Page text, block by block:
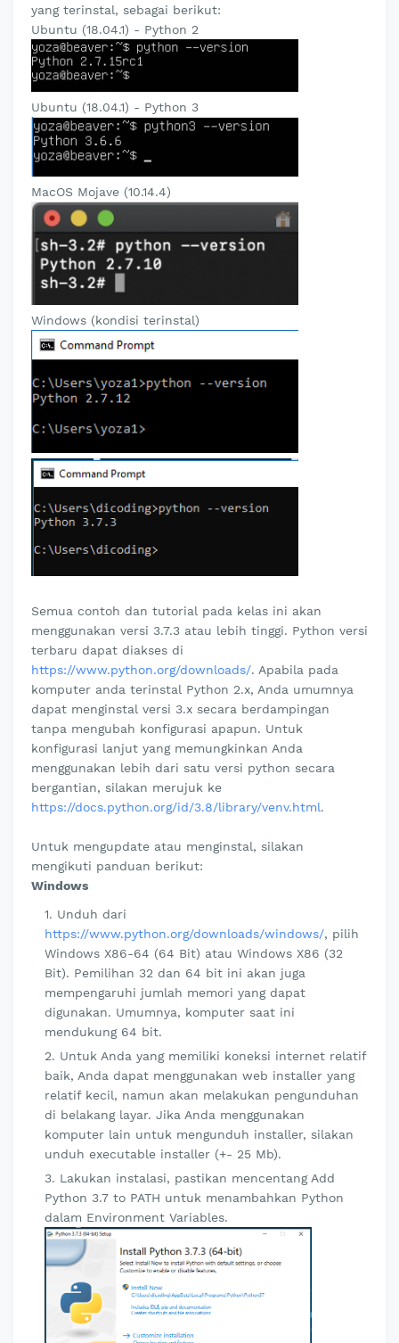
yang terinstal, sebagai berikut:
Ubuntu (18.04.1) - Python 2
Ubuntu (18.04.1) - Python 3
MacOS Mojave (10.14.4)
Windows (kondisi terinstal)
Semua contoh dan tutorial pada kelas ini akan
menggunakan versi 3.7.3 atau lebih tinggi. Python versi
terbaru dapat diakses di
https://www.python.org/downloads/. Apabila pada
komputer anda terinstal Python 2.x, Anda umumnya
dapat menginstal versi 3.x secara berdampingan
tanpa mengubah konfigurasi apapun. Untuk
konfigurasi lanjut yang memungkinkan Anda
menggunakan lebih dari satu versi python secara
bergantian, silakan merujuk ke
https://docs.python.org/id/3.8/library/venv.html.
Untuk mengupdate atau menginstal, silakan
mengikuti panduan berikut:
Windows
Unduh dari
https://www.python.org/downloads/windows/, pilih
Windows X86-64 (64 Bit) atau Windows X86 (32
Bit). Pemilihan 32 dan 64 bit ini akan juga
mempengaruhi jumlah memori yang dapat
digunakan. Umumnya, komputer saat ini
mendukung 64 bit.
Untuk Anda yang memiliki koneksi internet relatif
baik, Anda dapat menggunakan web installer yang
relatif kecil, namun akan melakukan pengunduhan
di belakang layar. Jika Anda menggunakan
komputer lain untuk mengunduh installer, silakan
unduh executable installer (+- 25 Mb).
Lakukan instalasi, pastikan mencentang Add
Python 3.7 to PATH untuk menambahkan Python
dalam Environment Variables.